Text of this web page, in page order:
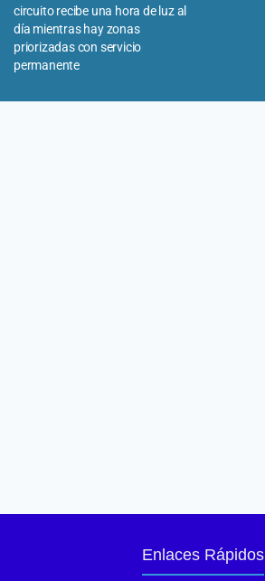
circuito recibe una hora de luz al
día mientras hay zonas
priorizadas con servicio
permanente
Enlaces Rápidos